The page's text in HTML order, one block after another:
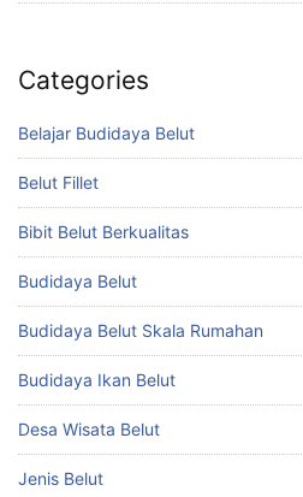
Categories
Belajar Budidaya Belut
Belut Fillet
Bibit Belut Berkualitas
Budidaya Belut
Budidaya Belut Skala Rumahan
Budidaya Ikan Belut
Desa Wisata Belut
Jenis Belut